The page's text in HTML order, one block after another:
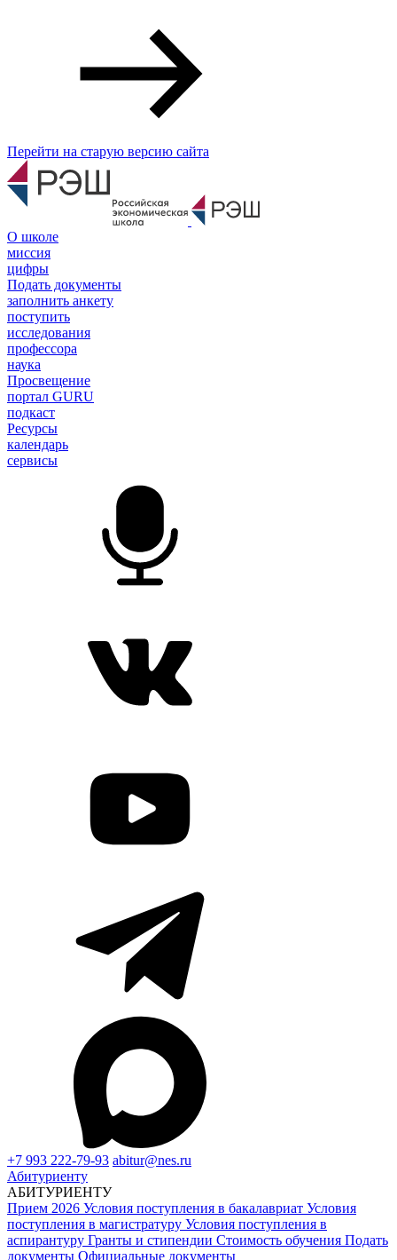
Перейти на старую версию сайта
О школе
миссия
цифры
Подать документы
заполнить анкету
поступить
исследования
профессора
наука
Просвещение
портал GURU
подкаст
Ресурсы
календарь
сервисы
+7 993 222-79-93 abitur@nes.ru
Абитуриенту
АБИТУРИЕНТУ
Прием 2026 Условия поступления в бакалавриат Условия
поступления в магистратуру Условия поступления в
аспирантуру Гранты и стипендии Стоимость обучения Подать
документы Официальные документы